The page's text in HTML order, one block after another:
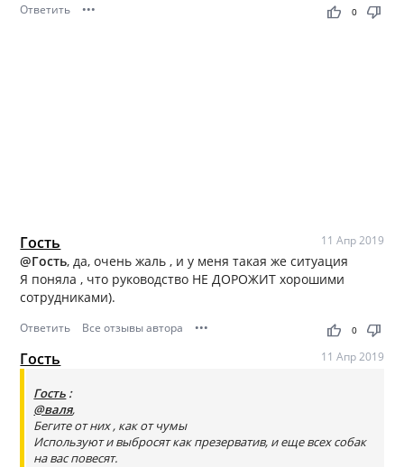
Ответить ••• thumb_up thumb_down
0
Гость 11 Апр 2019
@Гость, да, очень жаль , и у меня такая же ситуация
Я поняла , что руководство НЕ ДОРОЖИТ хорошими
сотрудниками).
Ответить Все отзывы автора ••• thumb_up thumb_down
0
Гость 11 Апр 2019
Гость :
@валя,
Бегите от них , как от чумы
Используют и выбросят как презерватив, и еще всех собак
на вас повесят.